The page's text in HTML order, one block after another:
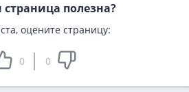
полезна?
оцените страницу:
0 0